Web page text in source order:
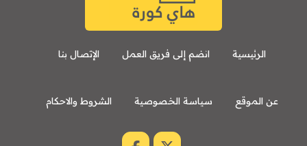
الرئيسية انضم إلى فريق العمل الإتصال بنا
عن الموقع سياسة الخصوصية الشروط والاحكام